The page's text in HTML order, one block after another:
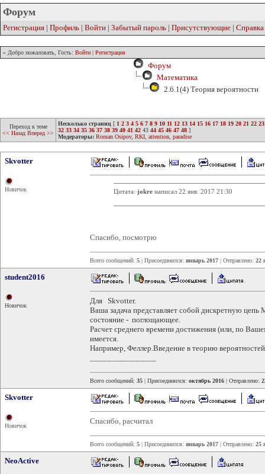
Форум
Регистрация | Профиль | Войти | Забытый пароль | Присутствующие | Справка
» Добро пожаловать, Гость: Войти | Регистрация
Форум
Математика
2.6.1(4) Теория вероятности
Переход к теме
<< Назад Вперед >>
Несколько страниц [ 1 2 3 4 5 6 7 8 9 10 11 12 13 14 15 16 17 18 19 20 21 22 23
32 33 34 35 36 37 38 39 40 41 42 43 44 45 46 47 48 ]
Модераторы: Roman Osipov, RKI attention paradise
Skvotter
Новичок Цитата: jokre написал 22 янв. 2017 21:30
Спасибо, посмотрю
Всего сообщений: 5 | Присоединился: январь 2017 | Отправлено: 22
student2016
Новичок
Для Skvotter.
Ваша задача представляет собой дискретную
состояние - поглощающее.
Расчет среднего времени достижения (или, по
имеется.
Например, Феллер.Введение в теорию
Всего сообщений: 35 | Присоединился: октябрь 2016 | Отправлено:
Skvotter
Новичок
Спасибо, расчитал
Всего сообщений: 5 | Присоединился: январь 2017 | Отправлено: 25
NeoActive